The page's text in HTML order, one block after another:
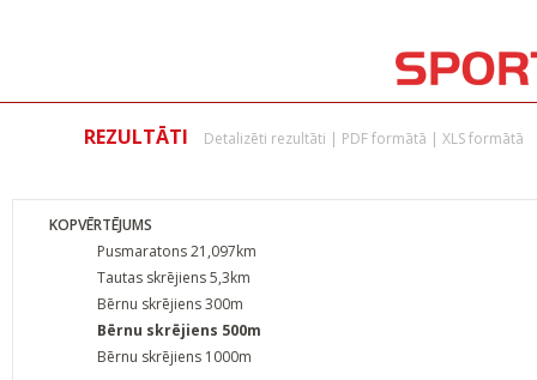
REZULTĀTI Detalizēti rezultāti | PDF formātā | XLS formātā
KOPVĒRTĒJUMS
Pusmaratons 21,097km
Tautas skrējiens 5,3km
Bērnu skrējiens 300m
Bērnu skrējiens 500m
Bērnu skrējiens 1000m